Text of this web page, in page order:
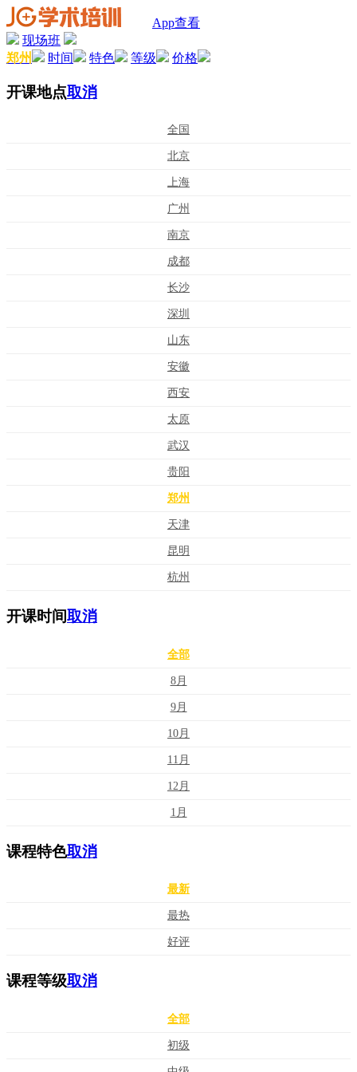
App查看
现场班
郑州
时间 特色 等级 价格
开课地点取消
全国
北京
上海
广州
南京
成都
长沙
深圳
山东
安徽
西安
太原
武汉
贵阳
郑州
天津
昆明
杭州
开课时间取消
全部
8月
9月
10月
11月
12月
1月
课程特色取消
最新
最热
好评
课程等级取消
全部
初级